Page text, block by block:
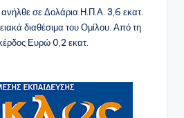
σε Δολάρια Η.Π.Α. 3,6 εκατ.
διαθέσιμα του Ομίλου. Από τη
Ευρώ 0,2 εκατ.